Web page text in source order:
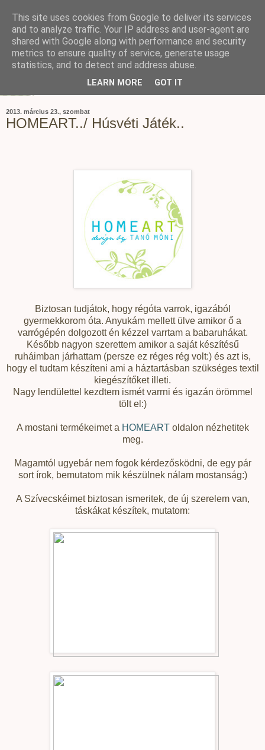
2013. március 23., szombat
HOMEART../ Húsvéti Játék..
Biztosan tudjátok, hogy régóta varrok, igazából
gyermekkorom óta. Anyukám mellett ülve amikor ő a
varrógépén dolgozott én kézzel varrtam a babaruhákat.
Később nagyon szerettem amikor a saját készítésű
ruháimban járhattam (persze ez réges rég volt:) és azt is,
hogy el tudtam készíteni ami a háztartásban szükséges textil
kiegészítőket illeti.
Nagy lendülettel kezdtem ismét varrni és igazán örömmel
tölt el:)
A mostani termékeimet a HOMEARToldalon nézhetitek
meg.
Magamtól ugyebár nem fogok kérdezősködni, de egy pár
sort írok, bemutatom mik készülnek nálam mostanság:)
A Szívecskéimet biztosan ismeritek, de új szerelem van,
táskákat készítek, mutatom:
This site uses cookies from Google to deliver its services
and to analyze traffic. Your IP address and user-agent are
shared with Google along with performance and security
metrics to ensure quality of service, generate usage
statistics, and to detect and address abuse.
LEARN MORE GOT IT